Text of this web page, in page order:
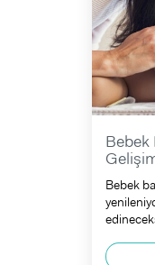
Bebek
Bebek